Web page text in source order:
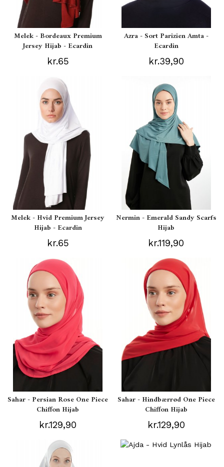
Melek - Bordeaux Premium
Jersey Hijab - Ecardin
kr.65
Azra - Sort Parizien Amta -
Ecardin
kr.39,90
Melek - Hvid Premium Jersey
Hijab - Ecardin
kr.65
Nermin - Emerald Sandy Scarfs
Hijab
kr.119,90
Sahar - Persian Rose One Piece
Chiffon Hijab
kr.129,90
Sahar - Hindbærrød One Piece
Chiffon Hijab
kr.129,90